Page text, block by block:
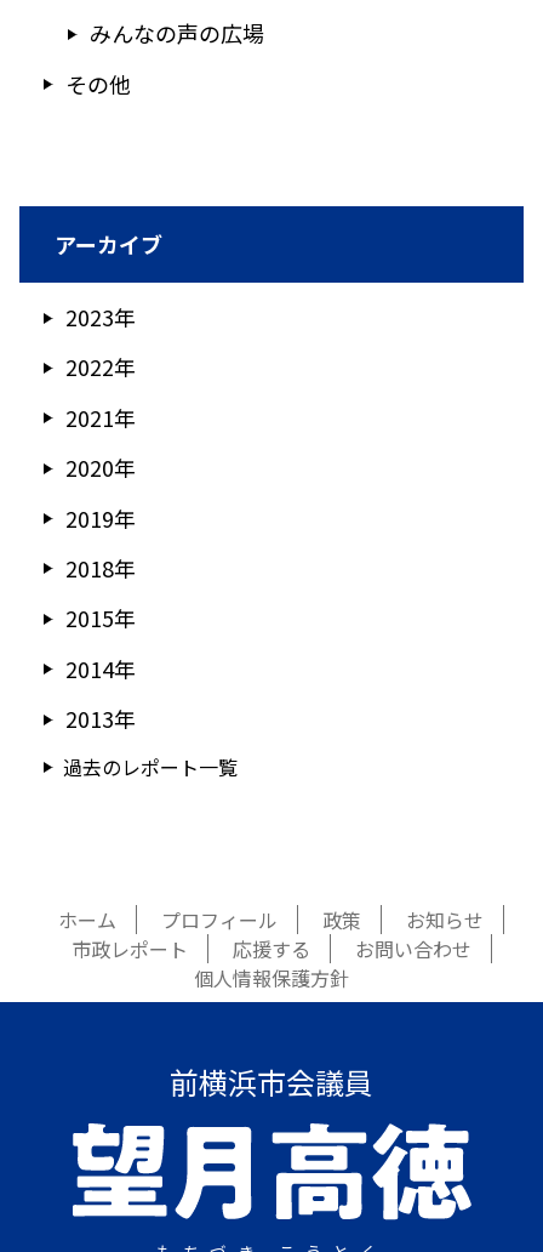
みんなの声の広場
その他
アーカイブ
2023年
2022年
2021年
2020年
2019年
2018年
2015年
2014年
2013年
過去のレポート一覧
ホーム プロフィール 政策
お知らせ
市政レポート
応援する
お問い合わせ
個人情報保護方針
前横浜市会議員